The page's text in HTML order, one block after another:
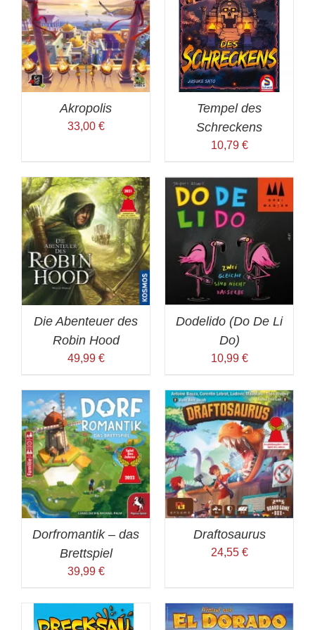
Akropolis
33,00 €
Tempel des
Schreckens
10,79 €
Die Abenteuer des
Robin Hood
49,99 €
Dodelido (Do De Li
Do)
10,99 €
Dorfromantik – das
Brettspiel
39,99 €
Draftosaurus
24,55 €